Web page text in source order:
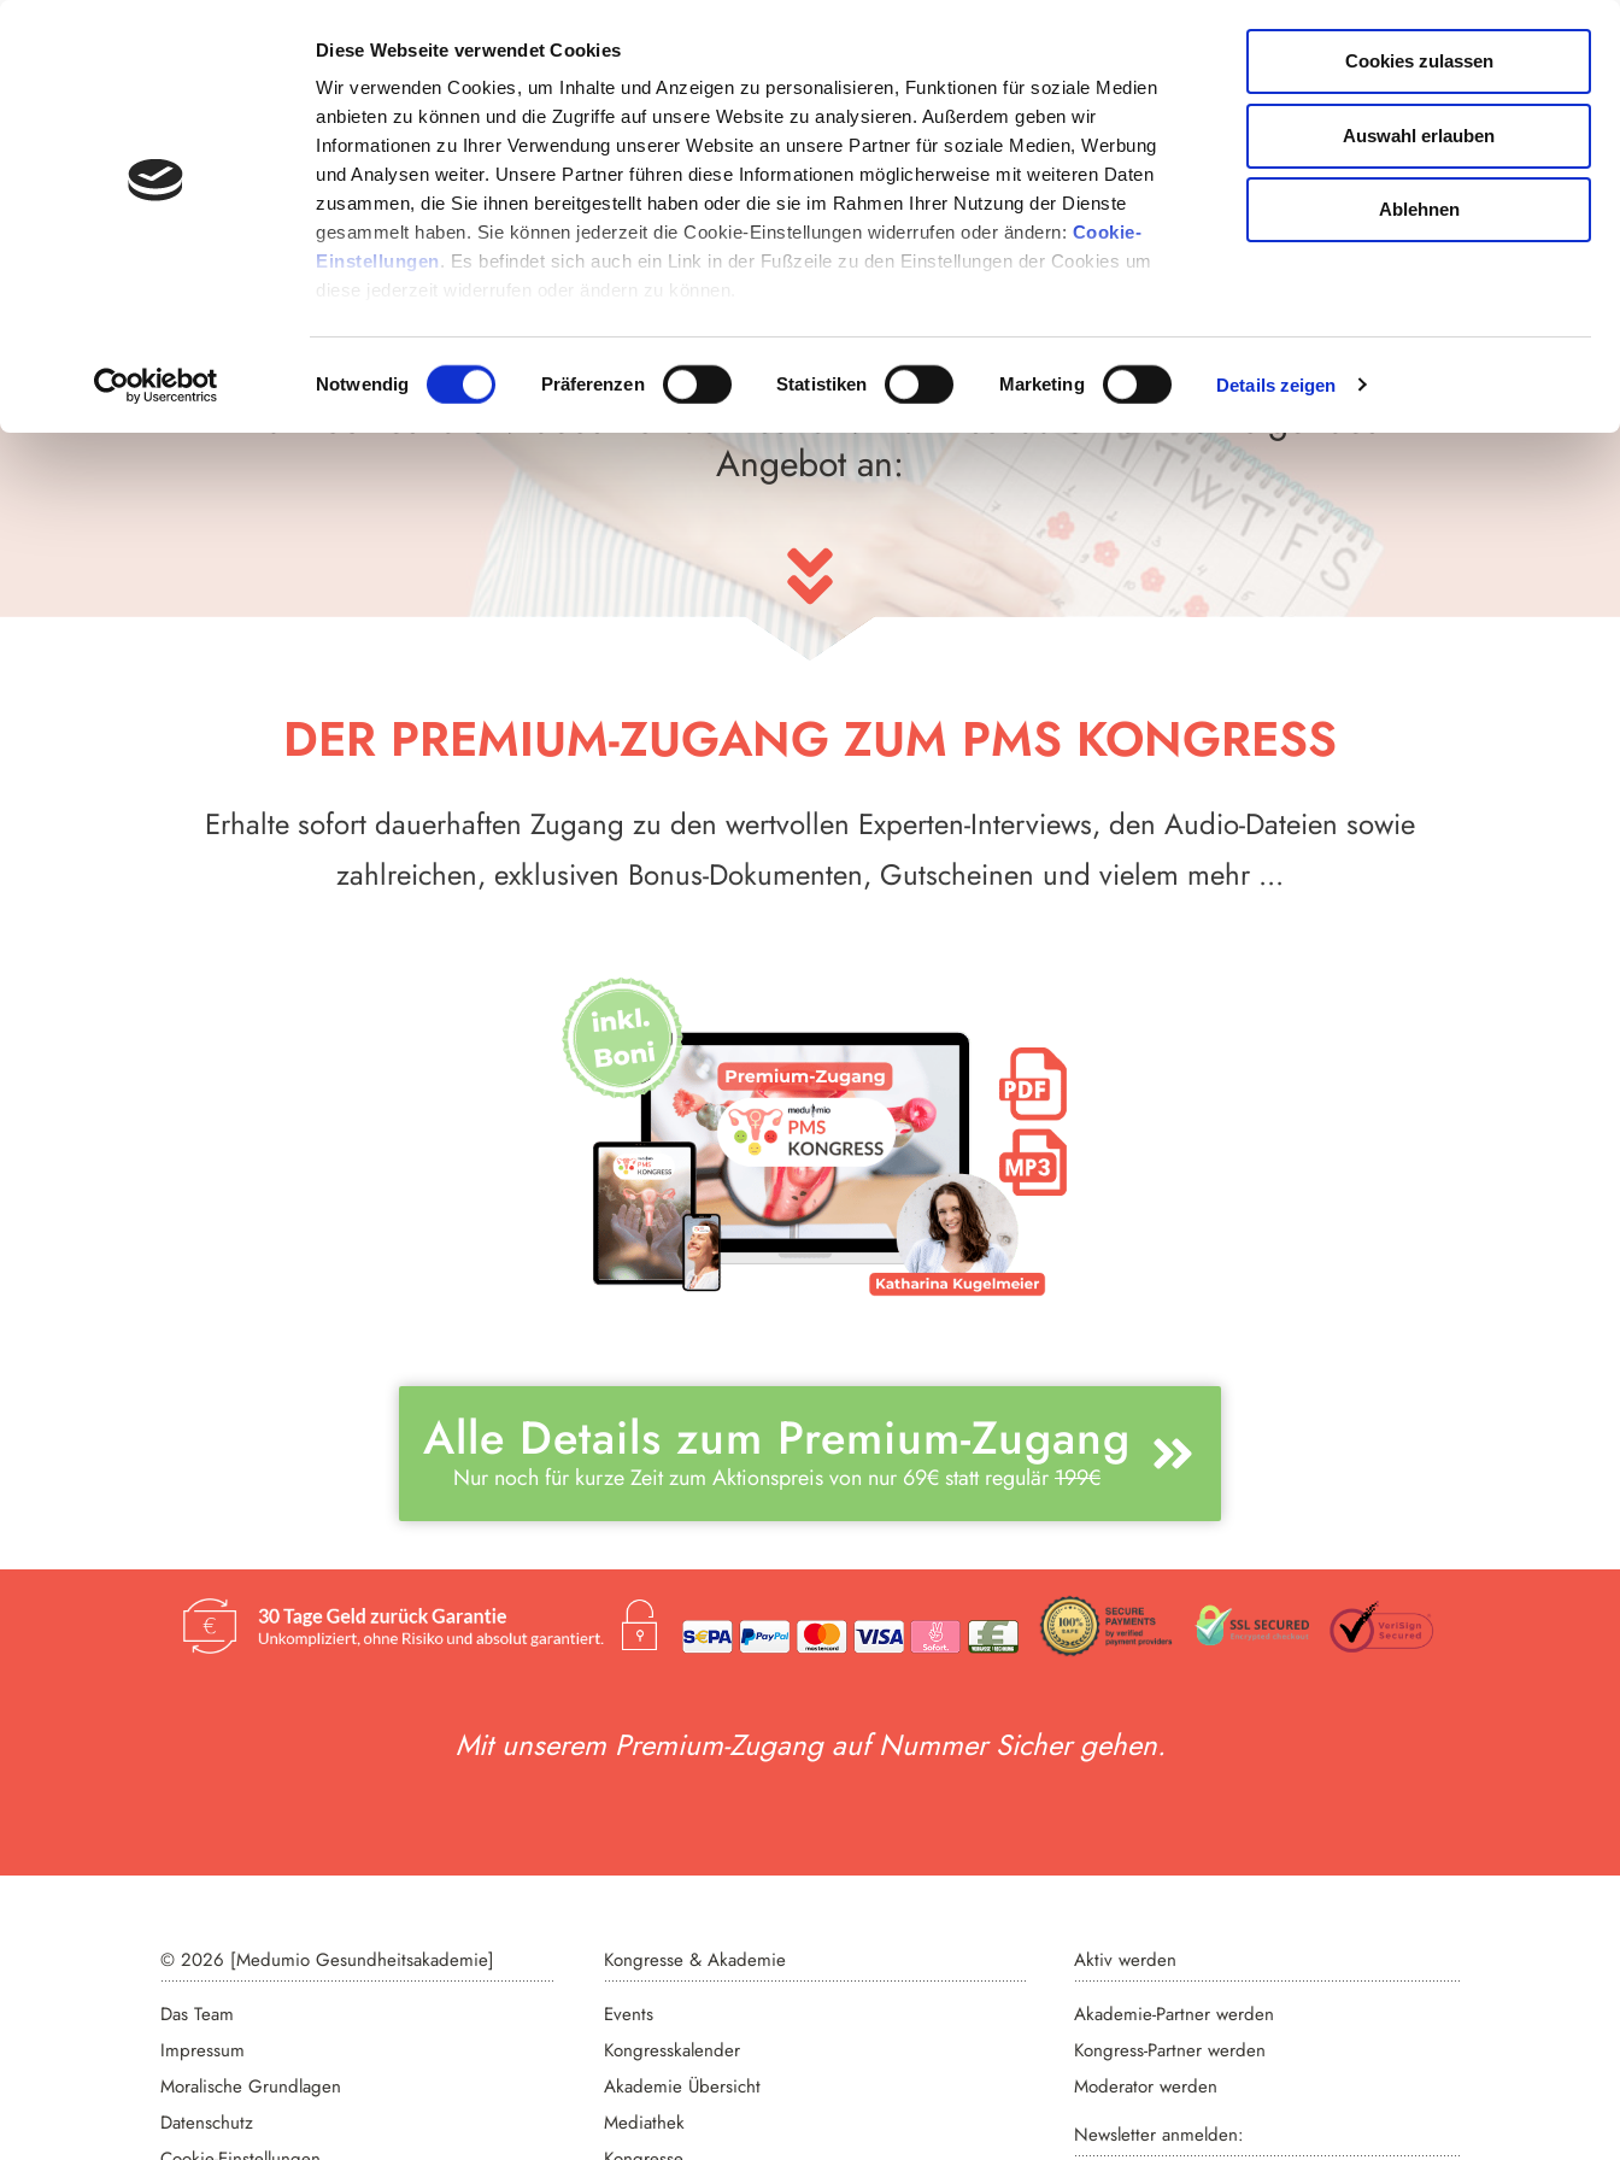
Diese Webseite verwendet Cookies
Wir verwenden Cookies, um Inhalte und Anzeigen zu personalisieren, Funktionen für soziale Medien
anbieten zu können und die Zugriffe auf unsere Website zu analysieren. Außerdem geben wir
Informationen zu Ihrer Verwendung unserer Website an unsere Partner für soziale Medien, Werbung
und Analysen weiter. Unsere Partner führen diese Informationen möglicherweise mit weiteren Daten
zusammen, die Sie ihnen bereitgestellt haben oder die sie im Rahmen Ihrer Nutzung der Dienste
gesammelt haben. Sie können jederzeit die Cookie-Einstellungen widerrufen oder ändern: Cookie-
Einstellungen. Es befindet sich auch ein Link in der Fußzeile zu den Einstellungen der Cookies um
diese jederzeit widerrufen oder ändern zu können.
Einwilligungsauswahl
Notwendig Präferenzen Statistiken Marketing Details zeigen
Cookies zulassen
Auswahl erlauben
Ablehnen
Das tut uns leid.
Die von dir gewünschten Videos sind noch nicht
verfügbar oder wurden bereits gezeigt.
Du möchtest die Videos trotzdem sehen? Dann schau dir einmal folgendes
Angebot an:
DER PREMIUM-ZUGANG ZUM PMS KONGRESS
Erhalte sofort dauerhaften Zugang zu den wertvollen Experten-Interviews, den Audio-Dateien sowie
zahlreichen, exklusiven Bonus-Dokumenten, Gutscheinen und vielem mehr ...
Alle Details zum Premium-Zugang
Nur noch für kurze Zeit zum Aktionspreis von nur 69€statt regulär199€
Mit unserem Premium-Zugang auf Nummer Sicher gehen.
© 2026 [Medumio Gesundheitsakademie]
Das Team
Impressum
Moralische Grundlagen
Datenschutz
Kongresse & Akademie
Events
Kongresskalender
Akademie Übersicht
Mediathek
Aktiv werden
Akademie-Partner werden
Kongress-Partner werden
Moderator werden
Newsletter anmelden: